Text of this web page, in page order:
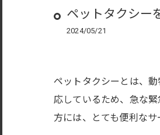
ペットタクシー
2024/05/21
ペットタクシーとは、
応しているため、急な
方には、とても便利なサ